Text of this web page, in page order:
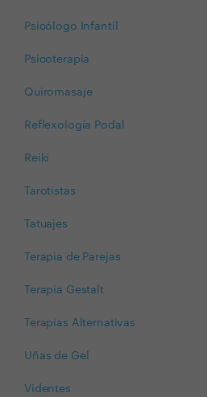
Psicólogo Infantil
Psicoterapia
Quiromasaje
Reflexología Podal
Reiki
Tarotistas
Tatuajes
Terapia de Parejas
Terapia Gestalt
Terapias Alternativas
Uñas de Gel
Videntes